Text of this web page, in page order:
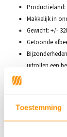
Toestemming
Productieland:
Makkelijk in
Gewicht: +/-
Getoonde
uitrollen een
Even